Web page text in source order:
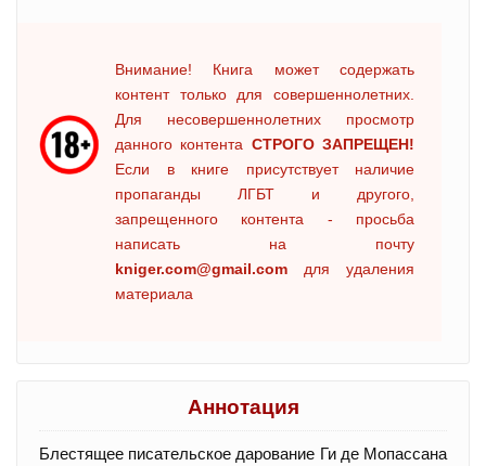
Внимание! Книга может содержать
контент только для совершеннолетних.
Для несовершеннолетних просмотр
данного контента СТРОГО ЗАПРЕЩЕН!
Если в книге присутствует наличие
пропаганды ЛГБТ и другого,
запрещенного контента - просьба
написать на почту
kniger.com@gmail.com для удаления
материала
Аннотация
Блестящее писательское дарование Ги де Мопассана